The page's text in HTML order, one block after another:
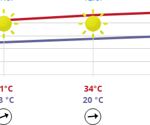
°C
34°C
20 °C